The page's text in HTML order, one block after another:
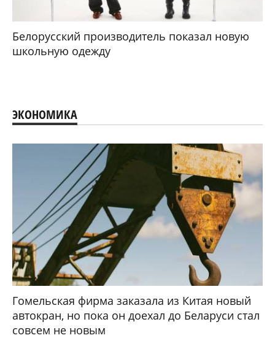
Белорусский производитель показал новую
школьную одежду
ЭКОНОМИКА
Гомельская фирма заказала из Китая новый
автокран, но пока он доехал до Беларуси стал
совсем не новым